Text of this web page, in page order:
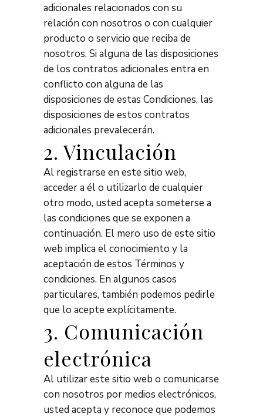
adicionales relacionados con su
relación con nosotros o con cualquier
producto o servicio que reciba de
nosotros. Si alguna de las disposiciones
de los contratos adicionales entra en
conflicto con alguna de las
disposiciones de estas Condiciones, las
disposiciones de estos contratos
adicionales prevalecerán.
2. Vinculación
Al registrarse en este sitio web,
acceder a él o utilizarlo de cualquier
otro modo, usted acepta someterse a
las condiciones que se exponen a
continuación. El mero uso de este sitio
web implica el conocimiento y la
aceptación de estos Términos y
condiciones. En algunos casos
particulares, también podemos pedirle
que lo acepte explícitamente.
3. Comunicación
electrónica
Al utilizar este sitio web o comunicarse
con nosotros por medios electrónicos,
usted acepta y reconoce que podemos